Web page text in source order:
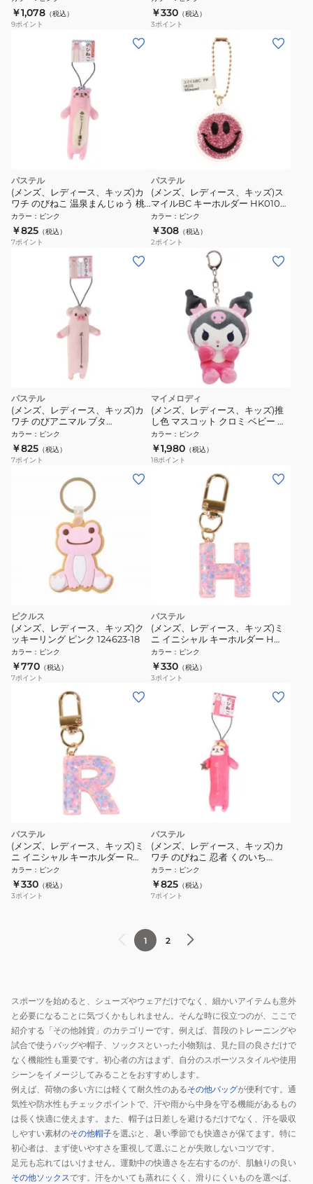
￥1,078 （税込）
9ポイント
￥330 （税込）
3ポイント
パステル
(メンズ、レディース、キッズ)カ
ワチ のびねこ 温泉まんじゅう 桃
KWC409030
カラー ： ピンク
￥825 （税込）
7ポイント
パステル
(メンズ、レディース、キッズ)ス
マイルBC キーホルダー HK010
PK
カラー ： ピンク
￥308 （税込）
2ポイント
パステル
(メンズ、レディース、キッズ)カ
ワチ のびアニマル ブタ
KWC409450
カラー ： ピンク
￥825 （税込）
7ポイント
マイメロディ
(メンズ、レディース、キッズ)推
し色 マスコット クロミ ベビー ピ
ンク PK 194589-24
カラー ： ピンク
￥1,980 （税込）
18ポイント
ピクルス
(メンズ、レディース、キッズ)ク
ッキーリング ピンク 124623-18
カラー ： ピンク
￥770 （税込）
7ポイント
パステル
(メンズ、レディース、キッズ)ミ
ニ イニシャル キーホルダー H
IS050 PK H
カラー ： ピンク
￥330 （税込）
3ポイント
パステル
(メンズ、レディース、キッズ)ミ
ニ イニシャル キーホルダー R
IS050 PK R
カラー ： ピンク
￥330 （税込）
3ポイント
パステル
(メンズ、レディース、キッズ)カ
ワチ のびねこ 忍者 くのいち
KWC409108
カラー ： ピンク
￥825 （税込）
7ポイント
1 2
スポーツを始めると、シューズやウェアだけでなく、細かいアイテムも意外
と必要になることに気づくかもしれません。そんな時に役立つのが、ここで
紹介する「その他雑貨」のカテゴリーです。例えば、普段のトレーニングや
試合で使うバッグや帽子、ソックスといった小物類は、見た目の良さだけで
なく機能性も重要です。初心者の方はまず、自分のスポーツスタイルや使用
シーンをイメージしてみることをおすすめします。
例えば、荷物の多い方には軽くて耐久性のあるその他バッグが便利です。通
気性や防水性もチェックポイントで、汗や雨から中身を守る機能があるもの
は長く快適に使えます。また、帽子は日差しを避けるだけでなく、汗を吸収
しやすい素材のその他帽子を選ぶと、暑い季節でも快適さが保てます。特に
初心者は、まず使いやすさを重視して選ぶことが失敗しないコツです。
足元も忘れてはいけません。運動中の快適さを左右するのが、肌触りの良い
その他ソックスです。汗をかいても蒸れにくく、滑りにくいものを選べば、